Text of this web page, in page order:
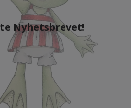
Nyhetsbrevet!